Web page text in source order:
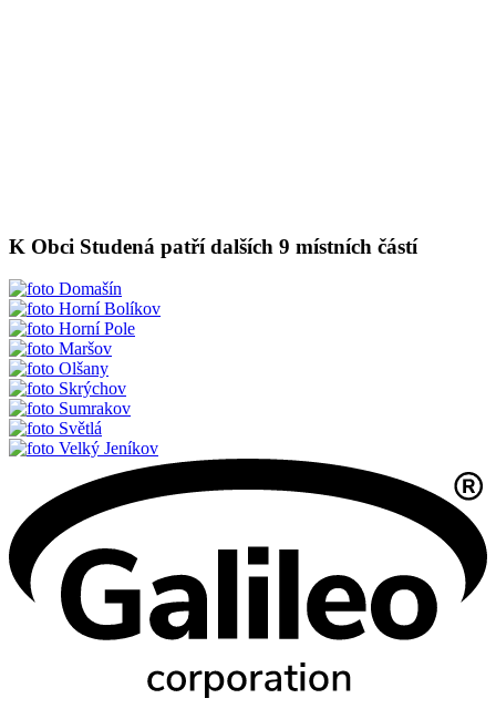
K Obci Studená patří dalších 9 místních částí
Domašín
Horní Bolíkov
Horní Pole
Maršov
Olšany
Skrýchov
Sumrakov
Světlá
Velký Jeníkov